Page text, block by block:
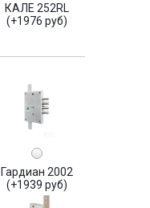
КАЛЕ 252RL
(+1976 руб)
Гардиан 2002
(+1939 руб)